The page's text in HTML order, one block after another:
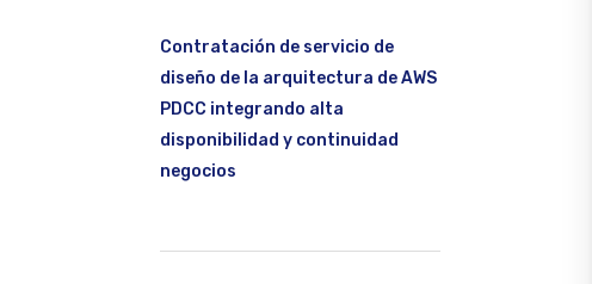
Contratación de servicio de
diseño de la arquitectura de AWS
PDCC integrando alta
disponibilidad y continuidad
negocios